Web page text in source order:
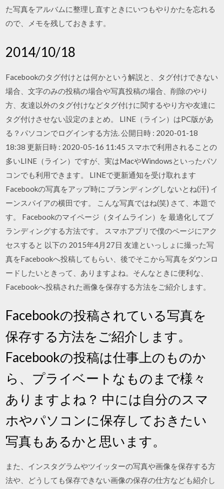
た写真をアルバムに整理し直すときにいつもやりかたを忘れる
ので、メモを残しておきます。
2014/10/18
Facebookのタグ付けとは何かという解説と、タグ付けできない
場合、文字のみの投稿の場合や写真投稿の場合、削除のやり
方、友達以外のタグ付けなどタグ付けに関するやり方や友達に
タグ付けさせない設定のまとめ。 LINE（ライン）はPC版があ
る？パソコンでログインする方法. 公開日時 : 2020-01-18
18:38 更新日時 : 2020-05-16 11:45 スマホで利用されることの
多いLINE（ライン）ですが、実はMacやWindowsといったパソ
コンでも利用できます。 LINEで更新通知を受け取れます
Facebookの写真をアップ時に ブランディングしないとね(汗) イ
ーンスパイアの横田です。 こんな写真ではね(笑) さて、本題で
す。 Facebookのマイページ（タイムライン）を 最適化してブ
ランディングする方法です。 スマホアプリで僕のページにアク
セスすると 以下の 2015年4月27日 友達といっしょに撮った写
真をFacebookへ投稿してもらい、後でそこから写真をダウンロ
ードしたいときって、ありますよね。そんなときに便利な、
Facebookへ投稿された画像を保存する方法をご紹介します。
Facebookの投稿されている写真を
保存する方法をご紹介します。
Facebookの投稿は仕事上のものか
ら、プライベートなものまで様々
ありますよね？ 中には自分のスマ
ホやパソコンに保存しておきたい
写真もあるかと思います。
また、インスタグラムやツイッターの写真や画像を保存する方
法や、どうしても保存できない画像の保存の仕方なども紹介し